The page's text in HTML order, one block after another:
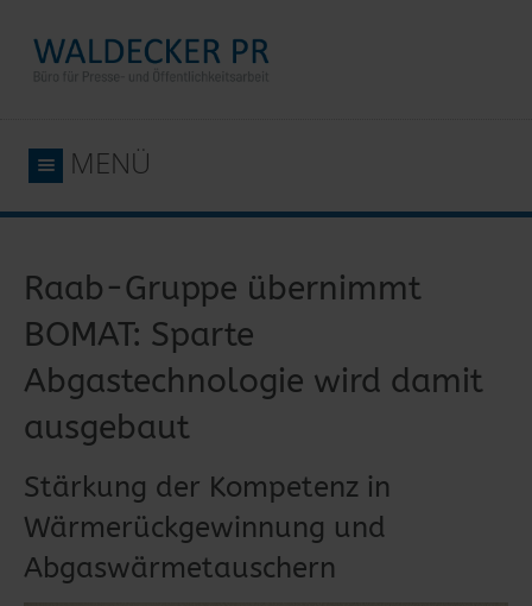
MENÜ
Raab-Gruppe übernimmt
BOMAT: Sparte
Abgastechnologie wird damit
ausgebaut
Stärkung der Kompetenz in
Wärmerückgewinnung und
Abgaswärmetauschern